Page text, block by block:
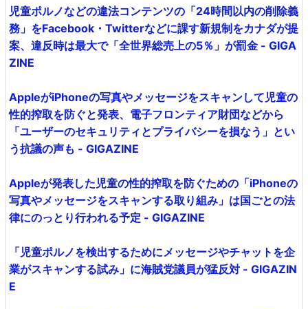
児童ポルノなどの違法コンテンツの「24時間以内の削除義
務」をFacebook・Twitterなどに課す新規制をカナダが提
案、違反時は最大で「全世界総売上の5％」が罰金 - GIGA
ZINE
AppleがiPhoneの写真やメッセージをスキャンして児童の
性的搾取を防ぐと発表、電子フロンティア財団などから
「ユーザーのセキュリティとプライバシーを損なう」とい
う抗議の声も - GIGAZINE
Appleが発表した児童の性的搾取を防ぐための「iPhoneの
写真やメッセージをスキャンする取り組み」は国ごとの法
律にのっとり行われる予定 - GIGAZINE
「児童ポルノを検出するためにメッセージやチャットを企
業がスキャンする試み」に海賊党議員が猛反対 - GIGAZIN
E